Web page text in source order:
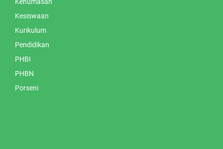
Kehumasan
Kesiswaan
Kurikulum
Pendidikan
PHBI
PHBN
Porseni